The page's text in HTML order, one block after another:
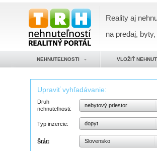
Reality aj
na predaj,
NEHNUTEĽNOSTI VLOŽIŤ
Upraviť vyhľadávanie:
Druh
nehnuteľnosti:
nebytový priestor
Typ inzercie: dopyt
Štát: Slovensko